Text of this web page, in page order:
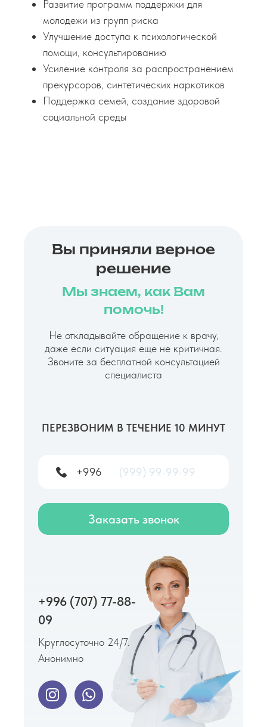
Развитие программ поддержки для
молодежи из групп риска
Улучшение доступа к психологической
помощи, консультированию
Усиление контроля за распространением
прекурсоров, синтетических наркотиков
Поддержка семей, создание здоровой
социальной среды
Вы приняли верное
решение
Мы знаем, как Вам
помочь!
Не откладывайте обращение к врачу,
даже если ситуация еще не критичная.
Звоните за бесплатной консультацией
специалиста
ПЕРЕЗВОНИМ В ТЕЧЕНИЕ 10 МИНУТ
+996
Заказать звонок
+996 (707) 77-88-
09
Круглосуточно 24/7.
Анонимно